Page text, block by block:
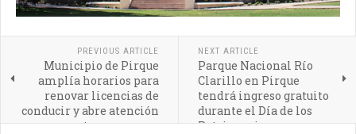
PREVIOUS ARTICLE
Municipio de Pirque
amplía horarios para
renovar licencias de
conducir y abre atención
a otras comunas
NEXT ARTICLE
Parque Nacional Río
Clarillo en Pirque
tendrá ingreso gratuito
durante el Día de los
Patrimonios